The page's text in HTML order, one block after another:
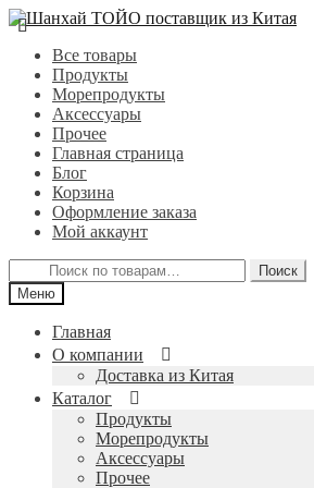
Перейти
навигации
Перейти
содержимому
Все товары
Продукты
Морепродукты
Аксессуары
Прочее
Главная страница
Блог
Корзина
Оформление заказа
Мой аккаунт
Искать:
Поиск
Меню
Главная
О компании
Доставка из Китая
Каталог
Продукты
Морепродукты
Аксессуары
Прочее